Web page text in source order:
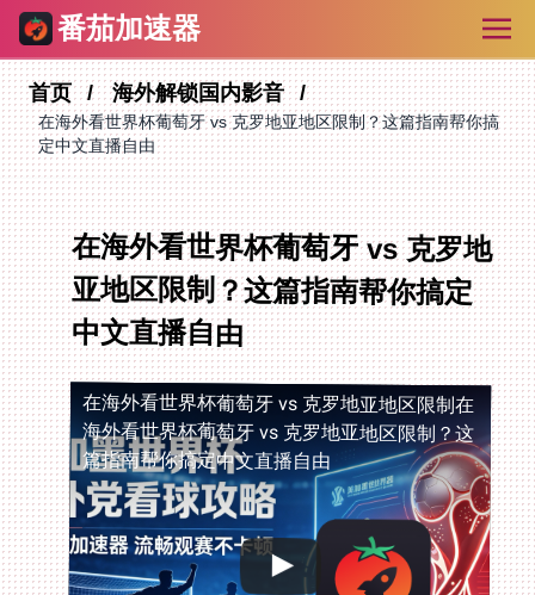
番茄加速器
首页 海外解锁国内影音
在海外看世界杯葡萄牙 vs 克罗地亚地区限制？这篇指南帮你搞
定中文直播自由
在海外看世界杯葡萄牙 vs 克罗地
亚地区限制？这篇指南帮你搞定
中文直播自由
在海外看世界杯葡萄牙 vs 克罗地亚地区限制在
海外看世界杯葡萄牙 vs 克罗地亚地区限制？这
篇指南帮你搞定中文直播自由